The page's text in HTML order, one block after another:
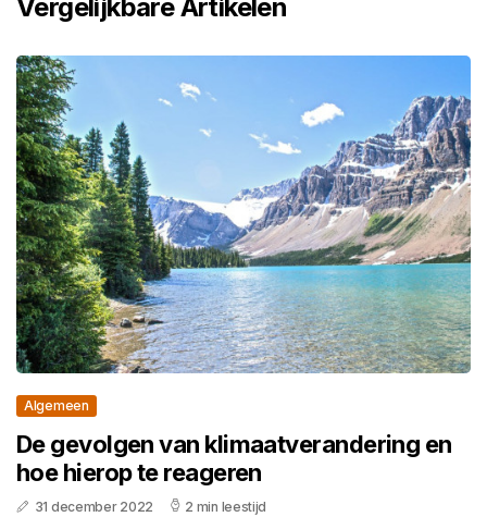
Vergelijkbare Artikelen
Algemeen
De gevolgen van klimaatverandering en
hoe hierop te reageren
31 december 2022 2 min leestijd